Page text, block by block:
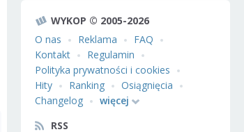
WYKOP © 2005-2026
O nas
Reklama
FAQ
Kontakt
Regulamin
Polityka prywatności i cookies
Hity
Ranking
Osiągnięcia
Changelog
więcej
RSS